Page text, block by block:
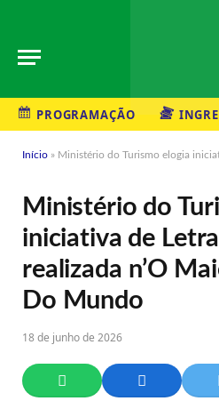
PROGRAMAÇÃO
Início » Ministério do Turismo elogia iniciativa de
Ministério do
iniciativa de
realizada n’O
Do Mundo
18 de junho de 2026